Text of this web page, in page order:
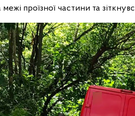
проїзної частини та